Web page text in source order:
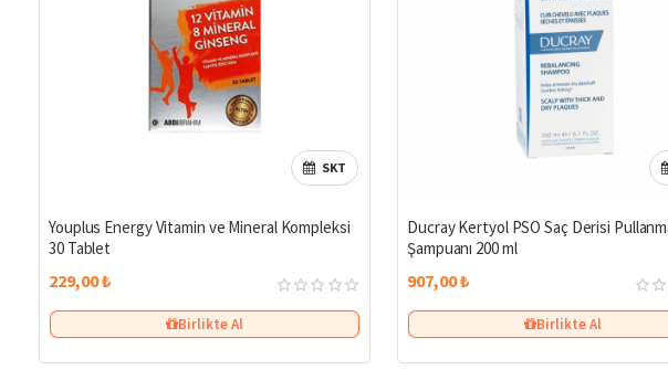
SKT
Youplus Energy Vitamin ve Mineral Kompleksi
30 Tablet
229,00 ₺
Birlikte Al
Ducray Kertyol PSO Saç Derisi
Şampuanı 200 ml
907,00 ₺
Birlikte Al